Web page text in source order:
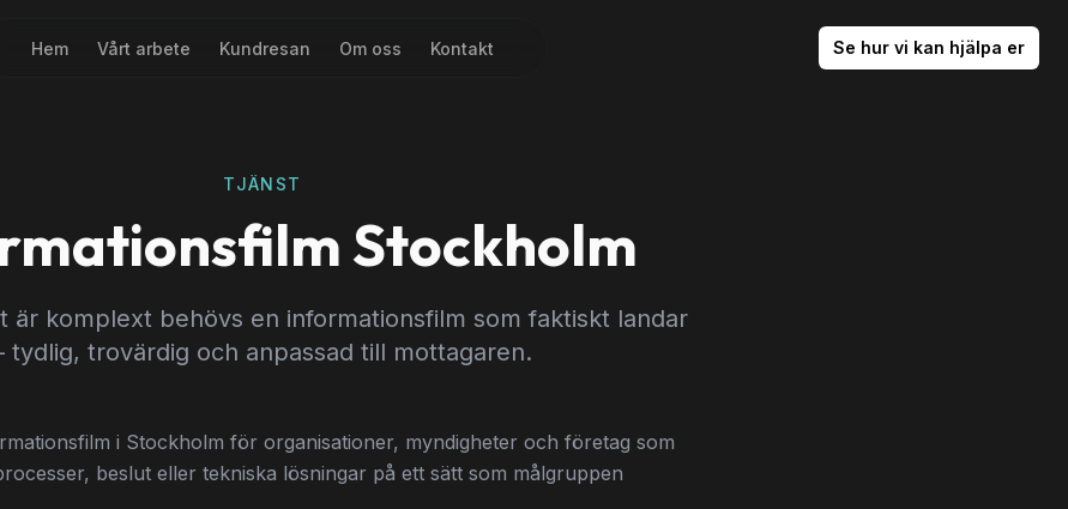
Hem Vårt arbete Kundresan Om oss Kontakt Se hur vi kan hjälpa er
TJÄNST
Stockholm
är komplext behövs en informationsfilm som faktiskt landar
tydlig, trovärdig och anpassad till mottagaren.
i Stockholm för organisationer, myndigheter och företag som
beslut eller tekniska lösningar på ett sätt som målgruppen